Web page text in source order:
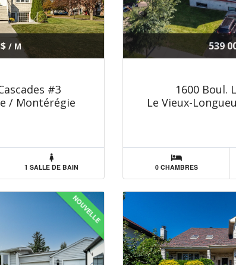
/ M
#3
/ Montérégie
1 SALLE DE BAIN
539
1600 Boul.
Le Vieux-
0 CHAMBRES
NOUVELLE